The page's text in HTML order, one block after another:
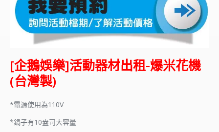
[企鵝娛樂]活動器材出租-爆米花機
(台灣製)
*電源使用為110V
*鍋子有10盎司大容量